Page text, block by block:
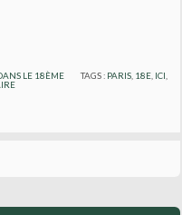
LE 18ÈME TAGS : PARIS 18E ICI